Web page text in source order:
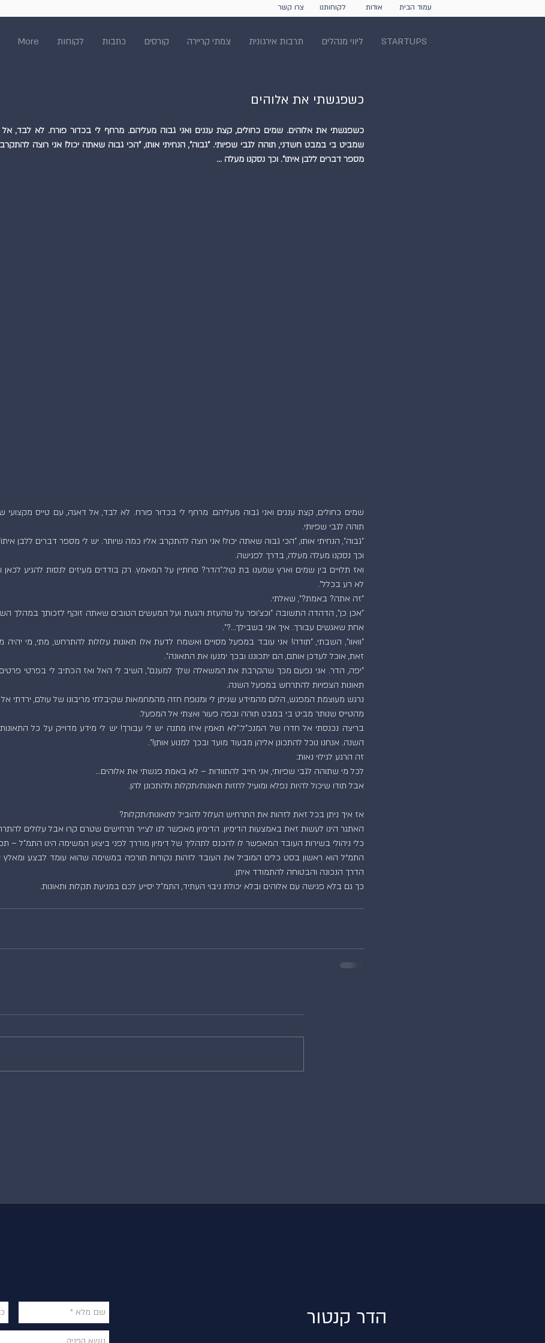
צרו קשר לקוחותנו אודות עמוד הבית
STARTUPS ליווי מנהלים תרבות אירגונית צמתי קריירה קורסים כתבות לקוחות More
כשפגשתי את אלוהים
מספר דברים ללבן איתו". וכך נסקנו מעלה …
תוהה לגבי שפיותי.
"גבוה", הנחיתי אותו, "הכי גבוה שאתה יכול! אני רוצה להתקרב אליו כמה שיותר. יש לי מספר דברים ללבן
וכך נסקנו מעלה מעלה, בדרך לפגישה.
לא רע בכלל".
"זה אתה? באמת?", שאלתי.
אחת שאגשים עבורך. איך אני בשבילך…?".
זאת, אוכל לעדכן אותם, הם יתכוננו ובכך ימנעו את התאונה".
תאונות הצפויות להתרחש במפעל השנה.
מהטייס שנותר מביט בי במבט תוהה ובפה פעור ואצתי אל המפעל.
השנה. אנחנו נוכל להתכונן אליהן מבעוד מועד ובכך למנוע אותן!".
זה הרגע לגילוי נאות:
לכל מי שתוהה לגבי שפיותי, אני חייב להתוודות – לא באמת פגשתי את אלוהים…
אבל תודו שיכול להיות נפלא ומועיל לחזות תאונות/תקלות ולהתכונן להן.
אז איך ניתן בכל זאת לזהות את התרחיש העלול להוביל לתאונות/תקלות?
האתגר הינו לעשות זאת באמצעות הדימיון. הדימיון מאפשר לנו לצייר תרחישים שטרם קרו אבל עלולים
כלי ניהולי בשירות העובד המאפשר לו להכנס לתהליך של דימיון מודרך לפני ביצוע המשימה הינו התמ"ל –
הדרך הנכונה והבטוחה להתמודד איתן.
כך גם בלא פגישה עם אלוהים ובלא יכולת ניבוי העתיד, התמ"ל יסייע לכם במניעת תקלות ותאונות.
הדר קנטור